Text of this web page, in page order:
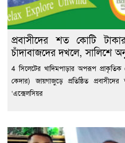
প্রবাসীদের শত কোটি
চাঁদাবাজদের দখলে, সালিশে
4 সিলেটের খাদিমপাড়ার অপরূপ
কেদার) জায়গাজুড়ে প্রতিষ্ঠিত
‘এক্সেলসিয়র